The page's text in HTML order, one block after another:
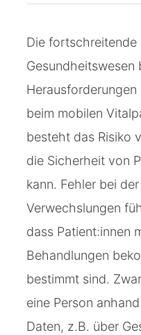
Die fortschreitende
Gesundheitswesen
beim mobilen
besteht das Risiko
die Sicherheit von
kann. Fehler bei
Verwechslungen
dass Patient:innen
Behandlungen
bestimmt sind.
eine Person
Daten, z.B. über